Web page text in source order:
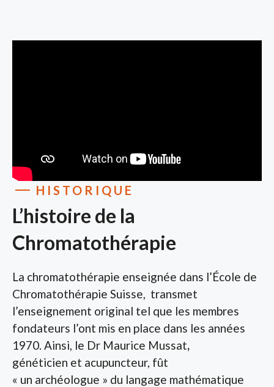
HISTORIQUE
L’histoire de la
Chromatothérapie
La chromatothérapie enseignée dans l’École de
Chromatothérapie Suisse, transmet
l’enseignement original tel que les membres
fondateurs l’ont mis en place dans les années
1970. Ainsi, le Dr Maurice Mussat,
généticien et acupuncteur, fût
« un archéologue » du langage mathématique